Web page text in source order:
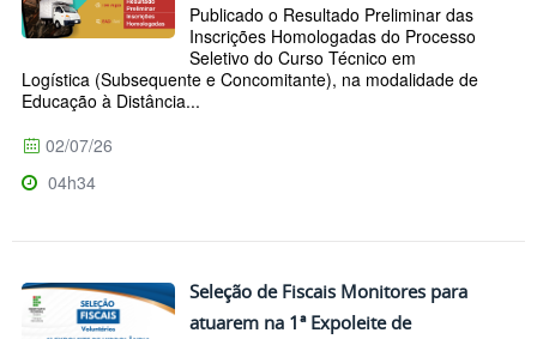
Publicado o Resultado Preliminar das
Inscrições Homologadas do Processo
Seletivo do Curso Técnico em
Logística (Subsequente e Concomitante), na modalidade de
Educação à Distância...
02/07/26
04h34
Seleção de Fiscais Monitores para
atuarem na 1ª Expoleite de